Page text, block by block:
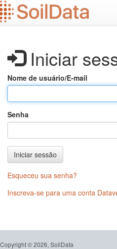
Ir
para
o
Iniciar
Nome de usuário/E-mail
Senha
Iniciar sessão
Esqueceu sua senha?
Inscreva-se para uma conta
Copyright © 2026, SoilData